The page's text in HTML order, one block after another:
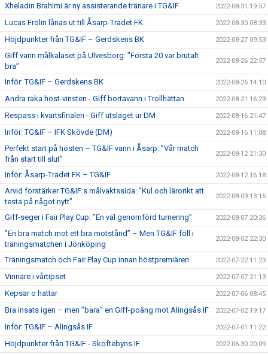
Xheladin Brahimi är ny assisterande tränare i TG&IF 2022-08-31 19:57
Lucas Frölin lånas ut till Åsarp-Trädet FK 2022-08-30 08:33
Höjdpunkter från TG&IF – Gerdskens BK 2022-08-27 09:53
Giff vann målkalaset på Ulvesborg: ”Första 20 var brutalt
bra”
2022-08-26 22:57
Inför: TG&IF – Gerdskens BK 2022-08-26 14:10
Andra raka höst-vinsten - Giff bortavann i Trollhättan 2022-08-21 16:23
Respass i kvartsfinalen - Giff utslaget ur DM 2022-08-16 21:47
Inför: TG&IF – IFK Skövde (DM) 2022-08-16 11:08
Perfekt start på hösten – TG&IF vann i Åsarp: ”Vår match
från start till slut”
2022-08-12 21:30
Inför: Åsarp-Trädet FK – TG&IF 2022-08-12 16:18
Arvid förstärker TG&IF:s målvaktssida: ”Kul och lärorikt att
testa på något nytt”
2022-08-09 13:15
Giff-seger i Fair Play Cup: ”En väl genomförd turnering” 2022-08-07 20:36
”En bra match mot ett bra motstånd” – Men TG&IF föll i
träningsmatchen i Jönköping
2022-08-02 22:30
Träningsmatch och Fair Play Cup innan höstpremiären 2022-07-22 11:23
Vinnare i vårtipset 2022-07-07 21:13
Kepsar o hattar 2022-07-06 08:45
Bra insats igen – men ”bara” en Giff-poäng mot Alingsås IF 2022-07-02 19:17
Inför: TG&IF – Alingsås IF 2022-07-01 11:22
Höjdpunkter från TG&IF - Skoftebyns IF 2022-06-30 20:09